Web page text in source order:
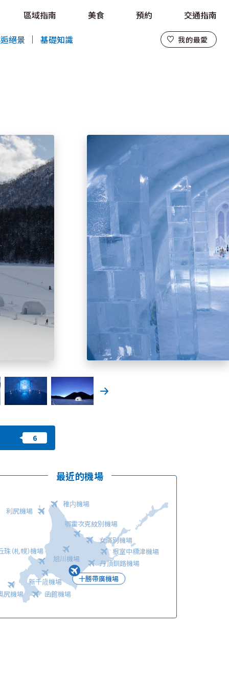
我的最愛
區域指南 美食 預約
交通指南
絕景 基礎知識 我的最愛
我的最愛
YouTu
be
語言
最近的機場
新千歳機場
珠（札幌）機場
函館機場
尻機場
旭川機場
稚内機場
利尻機場
鄂霍次克紋別機場
女滿別機場
根室中標津機場
丹頂釧路機場
十勝帶廣機場